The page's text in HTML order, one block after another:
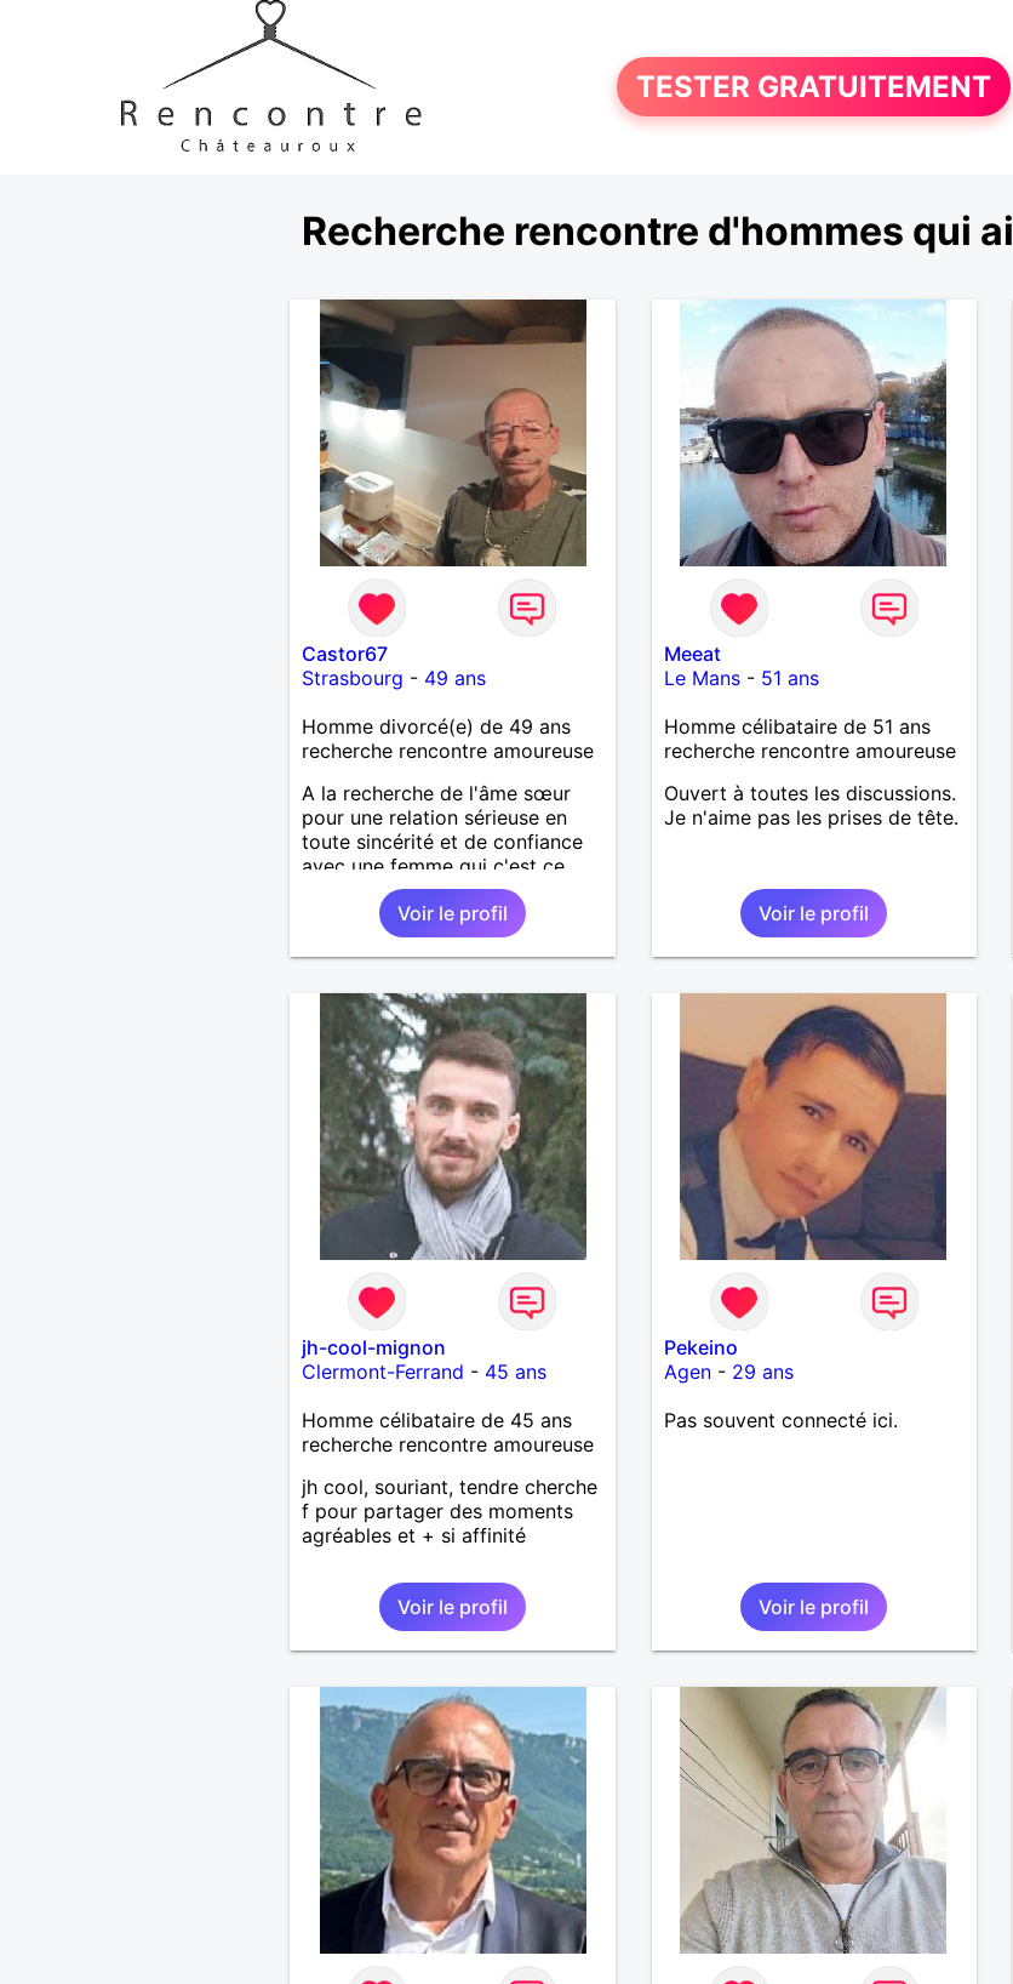
TESTER GRATUITEMENT
Recherche rencontre d'hommes qui
Castor67
Strasbourg - 49 ans
Homme divorcé(e) de 49 ans
recherche rencontre amoureuse
A la recherche de l'âme sœur
pour une relation sérieuse en
toute sincérité et de confiance
avec une femme qui c'est ce
qu'elle veut 😊
Voir le profil
Meeat
Le Mans- 51 ans
Homme célibataire de 51 ans
recherche rencontre amoureuse
Ouvert à toutes les discussions.
Je n'aime pas les prises de tête.
Voir le profil
jh-cool-mignon
Clermont-Ferrand - 45 ans
Homme célibataire de 45 ans
recherche rencontre amoureuse
jh cool, souriant, tendre cherche
f pour partager des moments
agréables et + si affinité
Voir le profil
Pekeino
Agen- 29 ans
Pas souvent connecté ici.
Voir le profil